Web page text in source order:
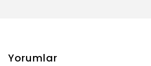
Yorumlar